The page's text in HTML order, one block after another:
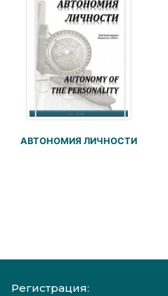
АВТОНОМИЯ ЛИЧНОСТИ
Регистрация: